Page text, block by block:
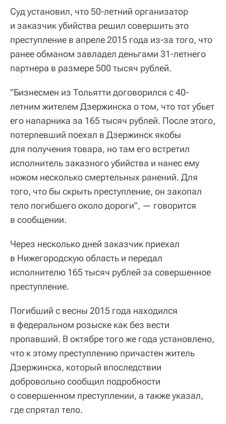
Суд установил, что 50-летний организатор
и заказчик убийства решил совершить это
преступление в апреле 2015 года из-за того, что
ранее обманом завладел деньгами 31-летнего
партнера в размере 500 тысяч рублей.
"Бизнесмен из Тольятти договорился с 40-
летним жителем Дзержинска о том, что тот убьет
его напарника за 165 тысяч рублей. После этого,
потерпевший поехал в Дзержинск якобы
для получения товара, но там его встретил
исполнитель заказного убийства и нанес ему
ножом несколько смертельных ранений. Для
того, что бы скрыть преступление, он закопал
тело погибшего около дороги", — говорится
в сообщении.
Через несколько дней заказчик приехал
в Нижегородскую область и передал
исполнителю 165 тысяч рублей за совершенное
преступление.
Погибший с весны 2015 года находился
в федеральном розыске как без вести
пропавший. В октябре того же года установлено,
что к этому преступлению причастен житель
Дзержинска, который впоследствии
добровольно сообщил подробности
о совершенном преступлении, а также указал,
где спрятал тело.